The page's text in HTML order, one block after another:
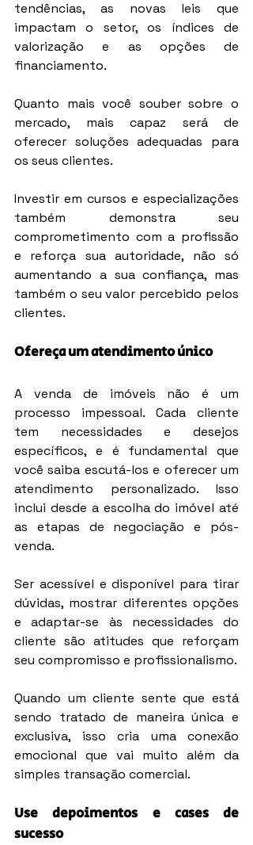
tendências, as novas leis que
impactam o setor, os índices de
valorização e as opções de
financiamento.
Quanto mais você souber sobre o
mercado, mais capaz será de
oferecer soluções adequadas para
os seus clientes.
Investir em cursos e especializações
também demonstra seu
comprometimento com a profissão
e reforça sua autoridade, não só
aumentando a sua confiança, mas
também o seu valor percebido pelos
clientes.
Ofereça um atendimento único
A venda de imóveis não é um
processo impessoal. Cada cliente
tem necessidades e desejos
específicos, e é fundamental que
você saiba escutá-los e oferecer um
atendimento personalizado. Isso
inclui desde a escolha do imóvel até
as etapas de negociação e pós-
venda.
Ser acessível e disponível para tirar
dúvidas, mostrar diferentes opções
e adaptar-se às necessidades do
cliente são atitudes que reforçam
seu compromisso e profissionalismo.
Quando um cliente sente que está
sendo tratado de maneira única e
exclusiva, isso cria uma conexão
emocional que vai muito além da
simples transação comercial.
Use depoimentos e cases de
sucesso